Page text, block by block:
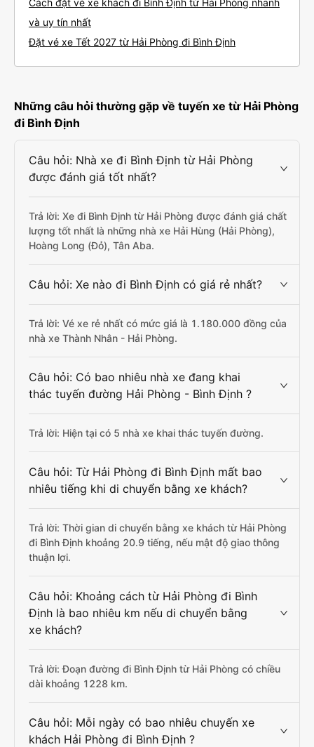
Cách đặt vé xe khách đi Bình Định từ Hải Phòng nhanh
và uy tín nhất
Đặt vé xe Tết 2027 từ Hải Phòng đi Bình Định
Những câu hỏi thường gặp về tuyến xe từ Hải Phòng
đi Bình Định
Câu hỏi: Nhà xe đi Bình Định từ Hải Phòng
được đánh giá tốt nhất?
Trả lời: Xe đi Bình Định từ Hải Phòng được đánh giá chất
lượng tốt nhất là những nhà xe Hải Hùng (Hải Phòng),
Hoàng Long (Đỏ), Tân Aba.
Câu hỏi: Xe nào đi Bình Định có giá rẻ nhất?
Trả lời: Vé xe rẻ nhất có mức giá là 1.180.000 đồng của
nhà xe Thành Nhân - Hải Phòng.
Câu hỏi: Có bao nhiêu nhà xe đang khai
thác tuyến đường Hải Phòng - Bình Định ?
Trả lời: Hiện tại có 5 nhà xe khai thác tuyến đường.
Câu hỏi: Từ Hải Phòng đi Bình Định mất bao
nhiêu tiếng khi di chuyển bằng xe khách?
Trả lời: Thời gian di chuyển bằng xe khách từ Hải Phòng
đi Bình Định khoảng 20.9 tiếng, nếu mật độ giao thông
thuận lợi.
Câu hỏi: Khoảng cách từ Hải Phòng đi Bình
Định là bao nhiêu km nếu di chuyển bằng
xe khách?
Trả lời: Đoạn đường đi Bình Định từ Hải Phòng có chiều
dài khoảng 1228 km.
Câu hỏi: Mỗi ngày có bao nhiêu chuyến xe
khách Hải Phòng đi Bình Định ?